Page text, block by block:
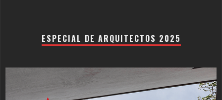
ESPECIAL DE ARQUITECTOS 2025